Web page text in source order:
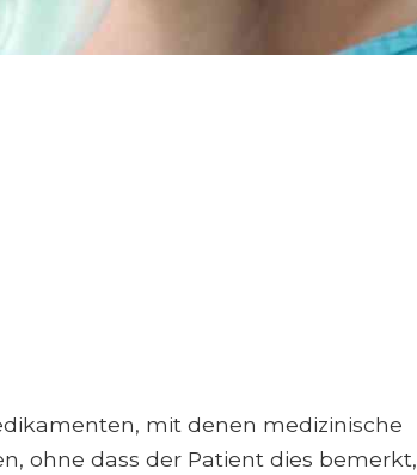
mit denen medizinische
ohne dass der Patient dies bemerkt,